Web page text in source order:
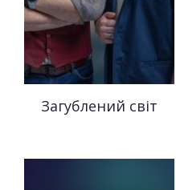
Загублений світ